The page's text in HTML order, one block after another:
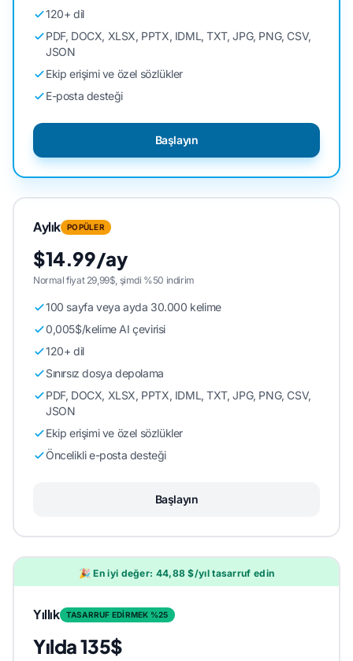
120+ dil
PDF, DOCX, XLSX, PPTX, IDML, TXT, JPG, PNG, CSV,
JSON
Ekip erişimi ve özel sözlükler
E-posta desteği
Başlayın
Aylık POPÜLER
$14.99/ay
Normal fiyat 29,99$, şimdi %50 indirim
100 sayfa veya ayda 30.000 kelime
0,005$/kelime AI çevirisi
120+ dil
Sınırsız dosya depolama
PDF, DOCX, XLSX, PPTX, IDML, TXT, JPG, PNG, CSV,
JSON
Ekip erişimi ve özel sözlükler
Öncelikli e-posta desteği
Başlayın
🎉 En iyi değer: 44,88 $/yıl tasarruf edin
Yıllık TASARRUF EDİRMEK %25
Yılda 135$